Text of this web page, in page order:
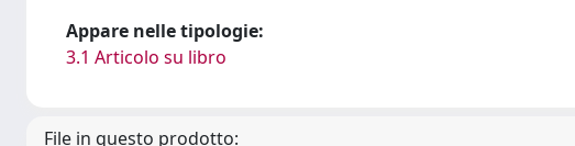
Appare nelle tipologie:
3.1 Articolo su libro
File in questo prodotto: